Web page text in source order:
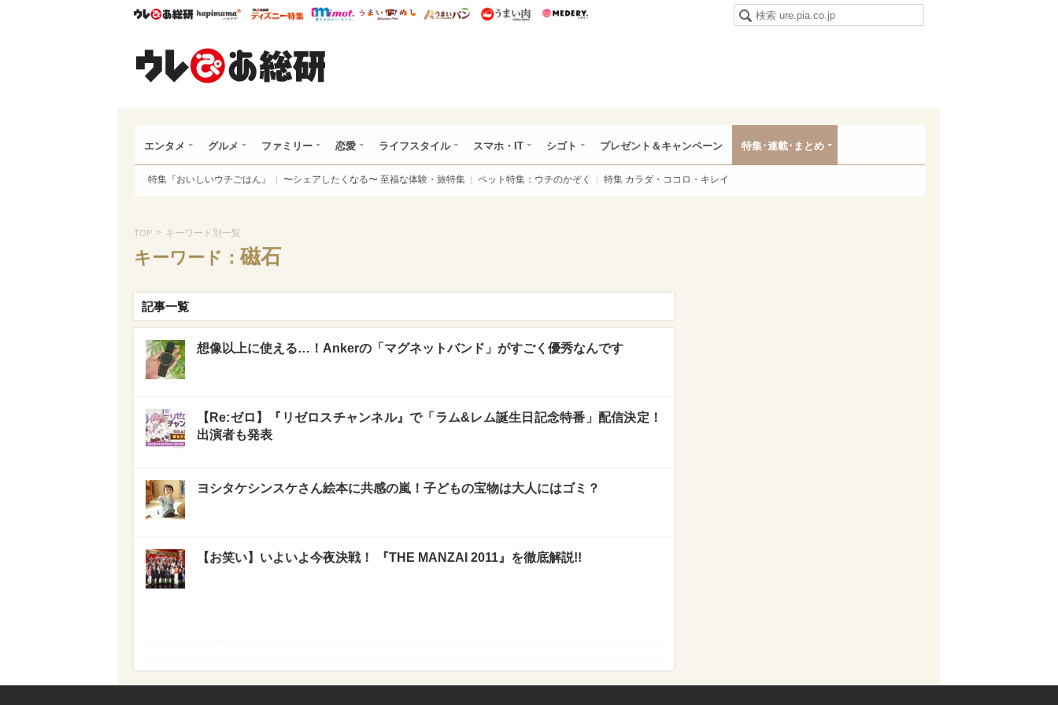
ウレぴあ総研ハピママ* ウレぴあ総研 ディズニー特集
mimot. うまいめし うまいパン うまい肉
エンタメ グルメ ファミリー 恋愛 ライフスタイル スマホ・IT シゴト プレゼント＆キャンペーン 特集･連載･まとめ
特集『おいしいウチごはん』 〜シェアしたくなる〜 至福な体験・旅特集 ペット特集：ウチのかぞく 特集 カラダ・ココロ・キレイ
TOP > キーワード別一覧
キーワード： 磁石
記事一覧
想像以上に使える…！Ankerの「マグネットバンド」がすごく優秀なんです
【Re:ゼロ】『リゼロスチャンネル』で「ラム&レム誕生日記念特番」配信決定！
出演者も発表
ヨシタケシンスケさん絵本に共感の嵐！子どもの宝物は大人にはゴミ？
【お笑い】いよいよ今夜決戦！ 『THE MANZAI 2011』を徹底解説!!